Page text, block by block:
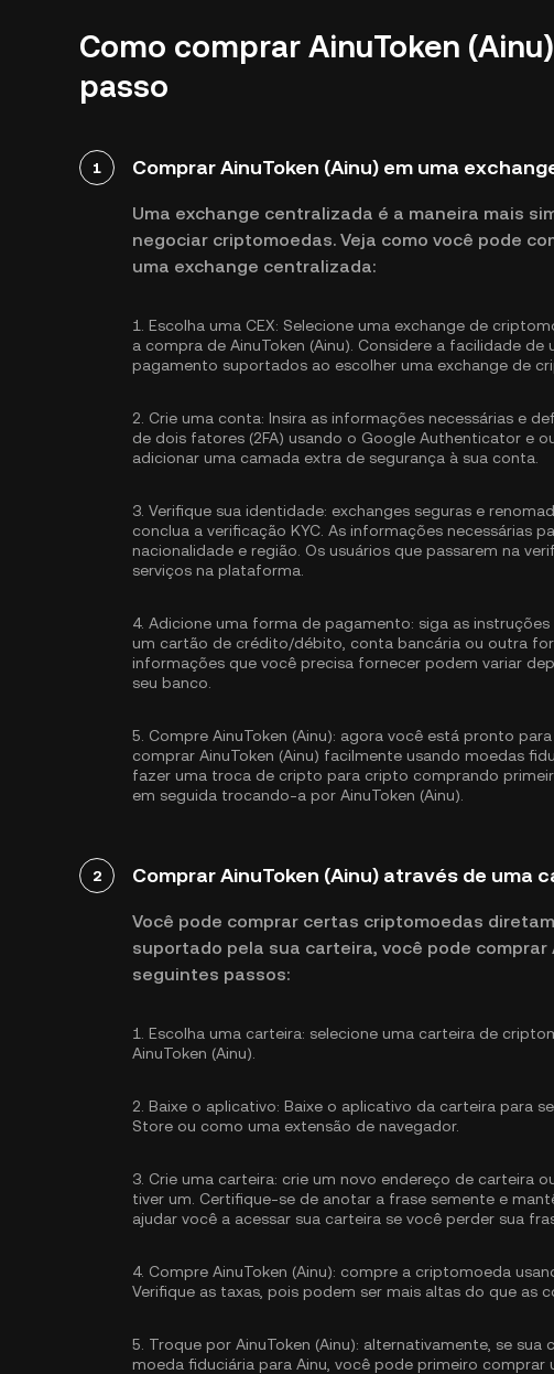
Como comprar AinuToken
passo
1 Comprar AinuToken (Ainu) em uma
Uma exchange centralizada é a maneira mais
negociar criptomoedas. Veja como você pode
uma exchange centralizada:
1. Escolha uma CEX: Selecione uma exchange de
a compra de AinuToken (Ainu). Considere a facilidade
pagamento suportados ao escolher uma exchange de
2. Crie uma conta: Insira as informações necessárias e
de dois fatores (2FA) usando o Google Authenticator e
adicionar uma camada extra de segurança à sua conta.
3. Verifique sua identidade: exchanges seguras e
conclua a verificação KYC . As informações necessárias
nacionalidade e região. Os usuários que passarem na
serviços na plataforma.
4. Adicione uma forma de pagamento: siga as
um cartão de crédito/débito, conta bancária ou outra
informações que você precisa fornecer podem variar
seu banco.
5. Compre AinuToken (Ainu): agora você está pronto
comprar AinuToken (Ainu) facilmente usando moedas
fazer uma troca de cripto para cripto comprando
em seguida trocando-a por AinuToken (Ainu).
2 Comprar AinuToken (Ainu) através de uma
Você pode comprar certas criptomoedas
suportado pela sua carteira, você pode comprar
seguintes passos:
1. Escolha uma carteira: selecione uma carteira de
AinuToken (Ainu).
2. Baixe o aplicativo: Baixe o aplicativo da carteira para
Store ou como uma extensão de navegador.
3. Crie uma carteira: crie um novo endereço de carteira
tiver um. Certifique-se de anotar a frase semente e
ajudar você a acessar sua carteira se você perder sua
4. Compre AinuToken (Ainu): compre a criptomoeda
Verifique as taxas, pois podem ser mais altas do que as
5. Troque por AinuToken (Ainu): alternativamente, se sua
moeda fiduciária para Ainu, você pode primeiro